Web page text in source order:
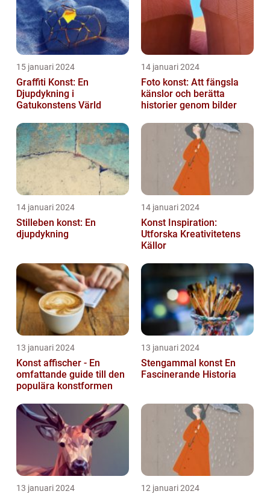
15 januari 2024
Graffiti Konst: En
Djupdykning i
Gatukonstens Värld
14 januari 2024
Foto konst: Att fängsla
känslor och berätta
historier genom bilder
14 januari 2024
Stilleben konst: En
djupdykning
14 januari 2024
Konst Inspiration:
Utforska Kreativitetens
Källor
13 januari 2024
Konst affischer - En
omfattande guide till den
populära konstformen
13 januari 2024
Stengammal konst En
Fascinerande Historia
13 januari 2024 12 januari 2024